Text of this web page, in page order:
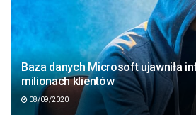
Baza danych Microsoft ujawniła
milionach klientów
08/09/2020